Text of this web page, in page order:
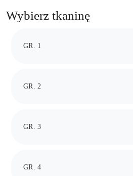
Wybierz tkaninę
GR. 1
GR. 2
GR. 3
GR. 4